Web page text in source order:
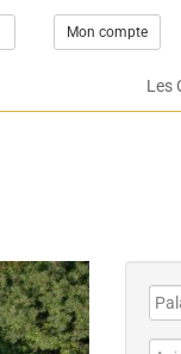
Mon compte
Les